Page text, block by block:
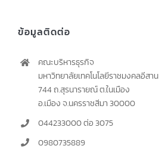
ข้อมูลติดต่อ
คณะบริหารธุรกิจ
มหาวิทยาลัยเทคโนโลยีราชมงคลอีสาน
744 ถ.สุรนารายณ์ ต.ในเมือง
อ.เมือง จ.นครราชสีมา 30000
044233000 ต่อ 3075
0980735889